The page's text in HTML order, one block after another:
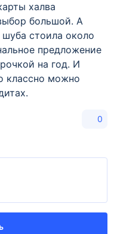
халва
большой. А
стоила около
предложение
на год. И
классно можно
0